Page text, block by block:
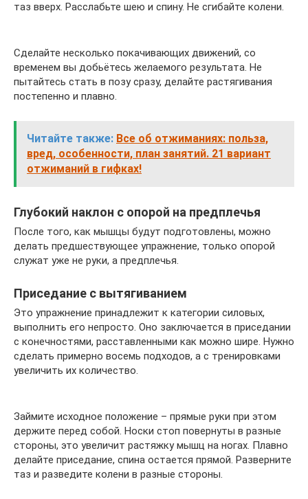
таз вверх. Расслабьте шею и спину. Не сгибайте колени.
Сделайте несколько покачивающих движений, со
временем вы добьётесь желаемого результата. Не
пытайтесь стать в позу сразу, делайте растягивания
постепенно и плавно.
Читайте также: Все об отжиманиях: польза,
вред, особенности, план занятий. 21 вариант
отжиманий в гифках!
Глубокий наклон с опорой на предплечья
После того, как мышцы будут подготовлены, можно
делать предшествующее упражнение, только опорой
служат уже не руки, а предплечья.
Приседание с вытягиванием
Это упражнение принадлежит к категории силовых,
выполнить его непросто. Оно заключается в приседании
с конечностями, расставленными как можно шире. Нужно
сделать примерно восемь подходов, а с тренировками
увеличить их количество.
Займите исходное положение – прямые руки при этом
держите перед собой. Носки стоп повернуты в разные
стороны, это увеличит растяжку мышц на ногах. Плавно
делайте приседание, спина остается прямой. Разверните
таз и разведите колени в разные стороны.